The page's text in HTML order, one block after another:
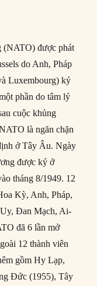
được phát
do Anh, Pháp
Luxembourg) ký
phần do tâm lý
cuộc khủng
là ngăn chặn
ở Tây Âu. Ngày
được ký ở
tháng 8/1949. 12
Kỳ, Anh, Pháp,
Đan Mạch, Ai-
đã 6 lần mở
12 thành viên
gồm Hy Lạp,
Đức (1955), Tây